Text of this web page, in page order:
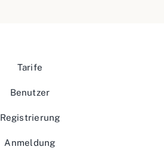
Tarife
Benutzer
Registrierung
Anmeldung